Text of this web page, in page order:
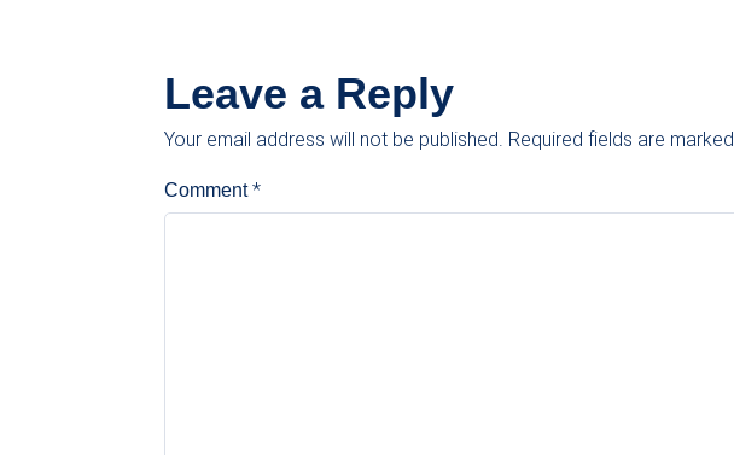
Leave a Reply
Your email address will not be published. Required fields are marked
Comment*